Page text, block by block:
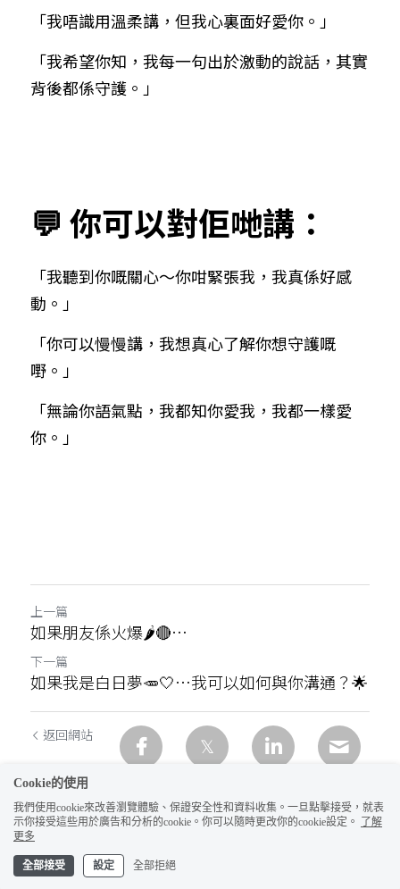
「我唔識用溫柔講，但我心裏面好愛你。」
「我希望你知，我每一句出於激動的說話，其實
背後都係守護。」
💬 你可以對佢哋講：
「我聽到你嘅關心～你咁緊張我，我真係好感
動。」
「你可以慢慢講，我想真心了解你想守護嘅
嘢。」
「無論你語氣點，我都知你愛我，我都一樣愛
你。」
上一篇
如果朋友係火爆🌶️🔴…
下一篇
如果我是白日夢🥕🤍…我可以如何與你溝通？🌟
返回網站
Cookie的使用
我們使用cookie來改善瀏覽體驗、保證安全性和資料收集。一旦點擊接受，就表
示你接受這些用於廣告和分析的cookie。你可以隨時更改你的cookie設定。
了解
更多
全部接受 設定 全部拒絕